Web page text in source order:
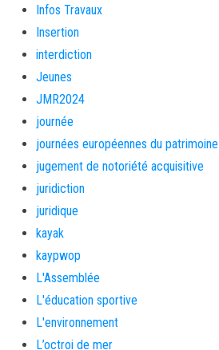
Infos Travaux
Insertion
interdiction
Jeunes
JMR2024
journée
journées européennes du patrimoine
jugement de notoriété acquisitive
juridiction
juridique
kayak
kaypwop
L'Assemblée
L'éducation sportive
L'environnement
L’octroi de mer